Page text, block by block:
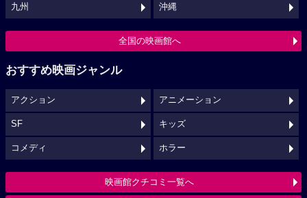
九州 沖縄
全国の映画館へ
おすすめ映画ジャンル
アクション アニメーション
SF キッズ
コメディ ホラー
映画館クチコミ一覧へ